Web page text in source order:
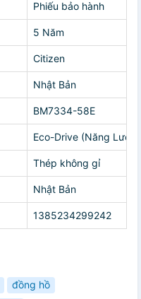
Phiếu bảo hành
5 Năm
Citizen
Nhật Bản
BM7334-58E
Eco-Drive (Năng
Thép không gỉ
Nhật Bản
1385234299242
đồng hồ